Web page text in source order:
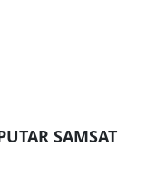
SAMSAT